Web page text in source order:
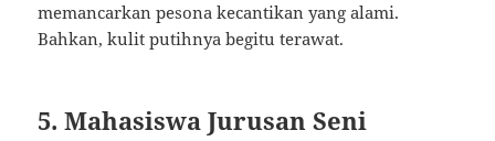
memancarkan pesona kecantikan yang alami.
Bahkan, kulit putihnya begitu terawat.
5. Mahasiswa Jurusan Seni